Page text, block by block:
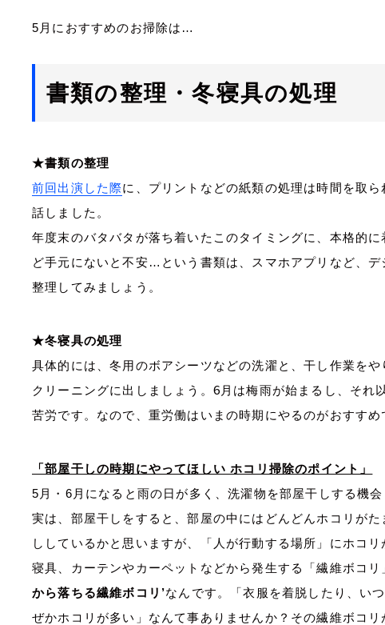
5月におすすめのお掃除は…
書類の整理・冬寝具の処理
★書類の整理
前回出演した際に、プリントなどの紙類の処理は時間を取
話しました。
年度末のバタバタが落ち着いたこのタイミングに、本格的
ど手元にないと不安…という書類は、スマホアプリなど、
整理してみましょう。
★冬寝具の処理
具体的には、冬用のボアシーツなどの洗濯と、干し作業を
クリーニングに出しましょう。 6 月は梅雨が始まるし、それ
苦労です。なので、重労働はいまの時期にやるのがおすすめ
「部屋干しの時期にやってほしい ホコリ掃除のポイント」
5月・6月になると雨の日が多く、洗濯物を部屋干しする機会
実は、部屋干しをすると、部屋の中にはどんどんホコリが
ししているかと思いますが、「人が行動する場所」にホコ
寝具、カーテンやカーペットなどから発生する「繊維ボコリ
から落ちる繊維ボコリ’なんです。「衣服を着脱したり、い
ぜかホコリが多い」なんて事ありませんか？その繊維ボコ